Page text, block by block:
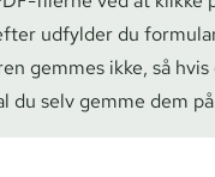
udfylder du
gemmes ikke, så hvis
du selv gemme dem